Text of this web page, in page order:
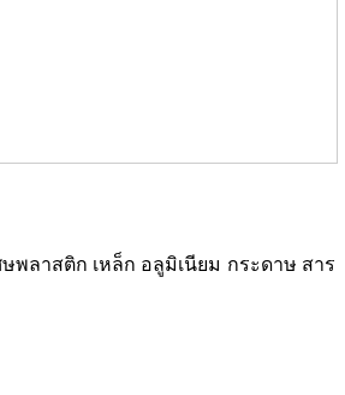
ษพลาสติก เหล็ก อลูมิเนียม กระดาษ สาร